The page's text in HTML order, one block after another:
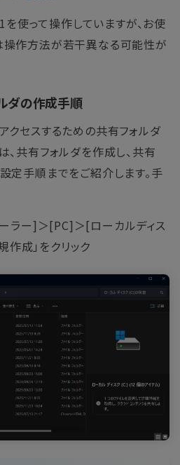
使って操作していますが、お使
操作方法が若干異なる可能性が
ダの作成手順
クセスするための共有フォルダ
、共有フォルダを作成し、共有
定手順までをご紹介します。手
ラー]＞[PC]＞[ローカルディス
作成」をクリック